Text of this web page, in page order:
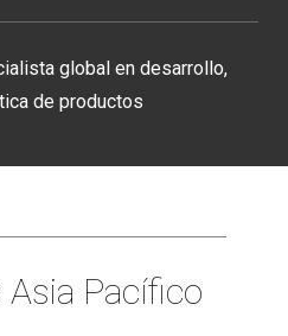
global en desarrollo,
de productos
Pacífico